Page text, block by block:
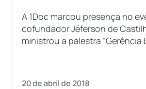
A 1Doc marcou presença no
cofundador Jéferson de
ministrou a palestra “Gerência
20 de abril de 2018